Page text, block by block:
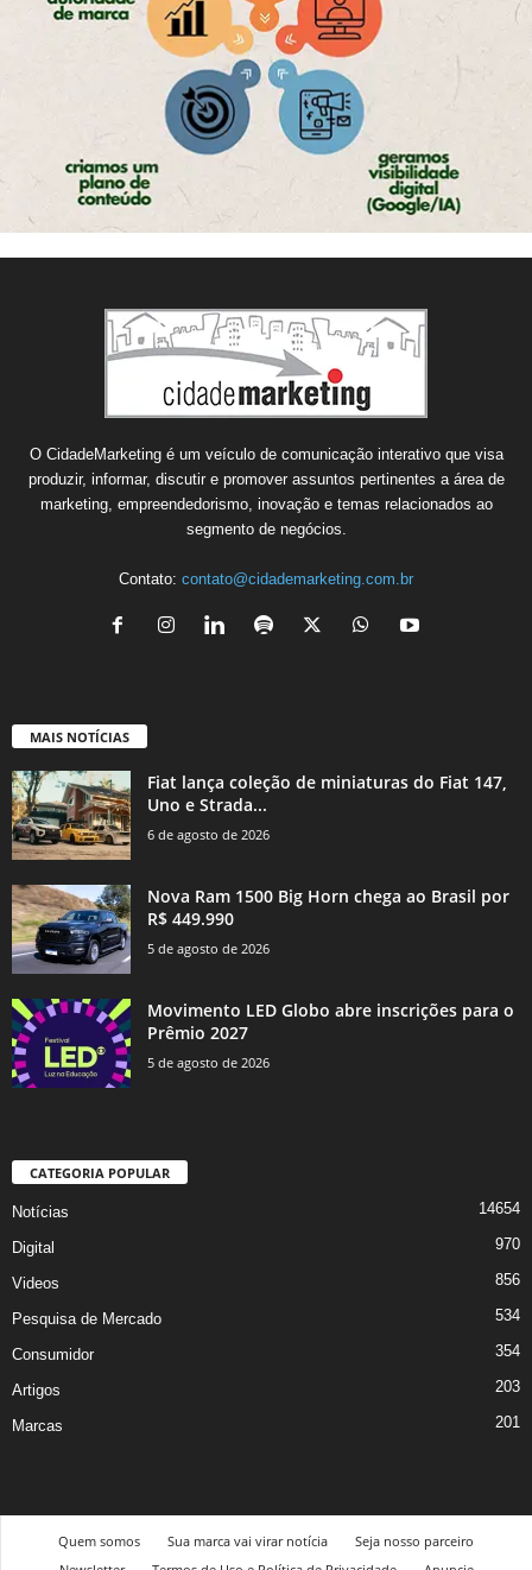
O CidadeMarketing é um veículo de comunicação interativo que visa
produzir, informar, discutir e promover assuntos pertinentes a área de
marketing, empreendedorismo, inovação e temas relacionados ao
segmento de negócios.
Contato: contato@cidademarketing.com.br
MAIS NOTÍCIAS
Fiat lança coleção de miniaturas do Fiat 147,
Uno e Strada...
6 de agosto de 2026
Nova Ram 1500 Big Horn chega ao Brasil por
R$ 449.990
5 de agosto de 2026
Movimento LED Globo abre inscrições para o
Prêmio 2027
5 de agosto de 2026
CATEGORIA POPULAR
Notícias 14654
Digital 970
Videos 856
Pesquisa de Mercado 534
Consumidor 354
Artigos 203
Marcas 201
Quem somos Sua marca vai virar notícia
Seja nosso parceiro